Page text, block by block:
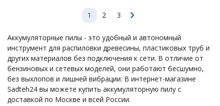
1 2 3
Аккумуляторные пилы - это удобный и автономный
инструмент для распиловки древесины, пластиковых труб и
других материалов без подключения к сети. В отличие от
бензиновых и сетевых моделей, они работают бесшумно,
без выхлопов и лишней вибрации. В интернет-магазине
Sadteh24 вы можете купить аккумуляторную пилу с
доставкой по Москве и всей России.